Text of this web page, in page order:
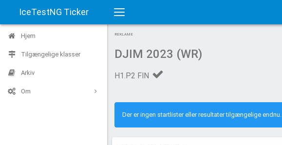
IceTestNG Ticker
Toggle
navigation
Hjem
Tilgængelige klasser
Arkiv
Om
REKLAME
DJIM 2023 (WR)
H1.P2 FIN
Der er ingen startlister eller resultater tilgængelige endnu.